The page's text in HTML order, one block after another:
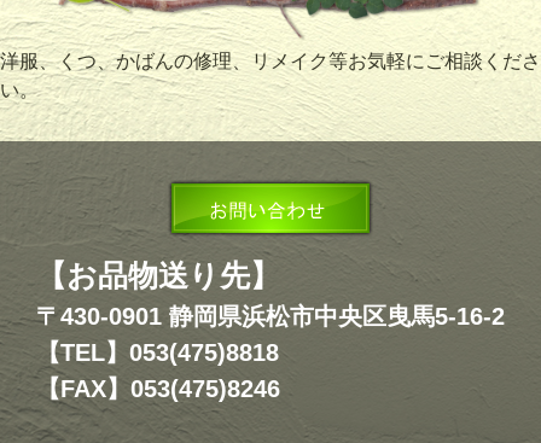
洋服、くつ、かばんの修理、リメイク等お気軽にご相談くださ
い。
【お品物送り先】
〒430-0901 静岡県浜松市中央区曳馬5-16-2
【TEL】053(475)8818
【FAX】053(475)8246